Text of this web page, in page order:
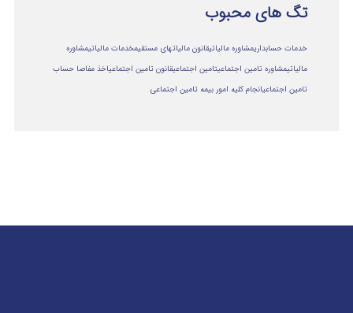
تگ های محبوب
خدمات حسابداریمشاوره مالیاتیقانون مالیاتهای مستقیمخدمات مالیاتیمشاوره
مالياتيمشاوره تامین اجتماعیتامین اجتماعیقانون تامین اجتماعیاخذ مفاصا حساب
تامین اجتماعیانجام کلیه امور بیمه تامین اجتماعی